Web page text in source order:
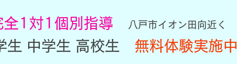
全1対1個別指導 八戸市イオン田向近く
生 中学生 高校生 無料体験実施中